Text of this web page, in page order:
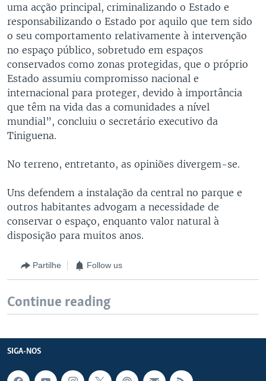
uma acção principal, criminalizando o Estado e
responsabilizando o Estado por aquilo que tem sido
o seu comportamento relativamente à intervenção
no espaço público, sobretudo em espaços
conservados como zonas protegidas, que o próprio
Estado assumiu compromisso nacional e
internacional para proteger, devido à importância
que têm na vida das a comunidades a nível
mundial”, concluiu o secretário executivo da
Tiniguena.
No terreno, entretanto, as opiniões divergem-se.
Uns defendem a instalação da central no parque e
outros habitantes advogam a necessidade de
conservar o espaço, enquanto valor natural à
disposição para muitos anos.
Partilhe Follow us
Continue reading
SIGA-NOS